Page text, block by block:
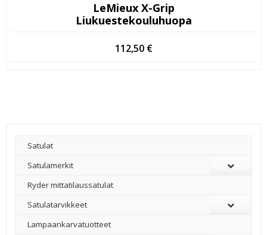
LeMieux X-Grip
Liukuestekouluhuopa
112,50 €
Satulat
Satulamerkit
Ryder mittatilaussatulat
Satulatarvikkeet
–
Lampaankarvatuotteet